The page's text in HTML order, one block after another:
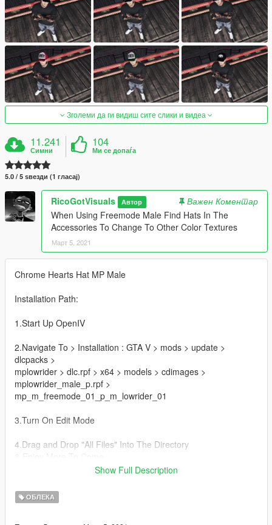
Зголеми да ги видиш сите слики и видеа
11.241
Симни
104
Ми се допаѓа
5.0 / 5 ѕвезди (1 гласај)
RicoGotVisuals Автор
Важен Коментар
When Using Freemode Male Find Hats In The
Accessories To Change To Other Color Textures
Март 5, 2021
Chrome Hearts Hat MP Male
Installation Path:
1.Start Up OpenIV
2.Navigate To > Installation : GTA V > mods > update >
dlcpacks >
mplowrider > dlc.rpf > x64 > models > cdimages >
mplowrider_male_p.rpf >
mp_m_freemode_01_p_m_lowrider_01
3.Turn On Edit Mode
4.Drag and Drop "All Files" Into The Directory
Note : If You Having Any Trouble Replacing These Files Please
Show Full Description
ОБЛЕКА